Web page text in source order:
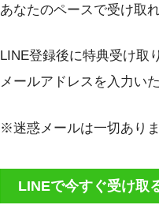
あなたのペースで受け取
LINE登録後に特典受け取
メールアドレスを入力い
※迷惑メールは一切あり
LINEで今すぐ受け取